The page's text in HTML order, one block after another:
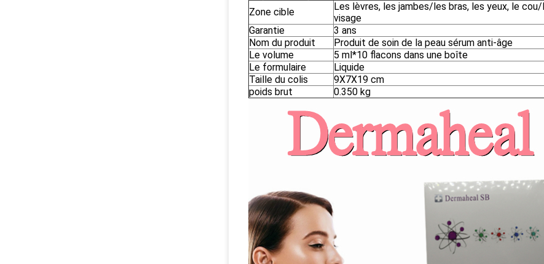
Zone cible
Les lèvres, les jambes/les bras, les yeux, le
visage
Garantie
3 ans
Nom du produit
Produit de soin de la peau sérum anti-âge
Le volume
5 ml*10 flacons dans une boîte
Le formulaire
Liquide
Taille du colis
9X7X19 cm
poids brut
0.350 kg